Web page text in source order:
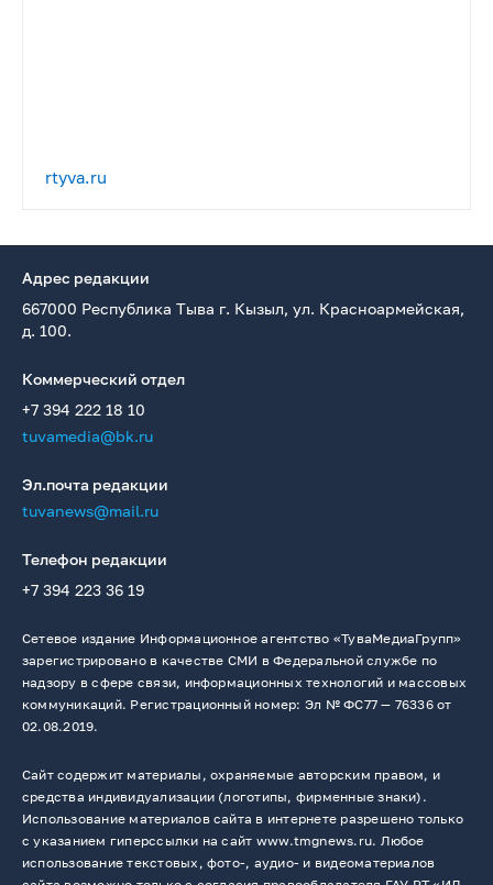
rtyva.ru
Адрес редакции
667000 Республика Тыва г. Кызыл, ул. Красноармейская,
д. 100.
Коммерческий отдел
+7 394 222 18 10
tuvamedia@bk.ru
Эл.почта редакции
tuvanews@mail.ru
Телефон редакции
+7 394 223 36 19
Сетевое издание Информационное агентство «ТуваМедиаГрупп»
зарегистрировано в качестве СМИ в Федеральной службе по
надзору в сфере связи, информационных технологий и массовых
коммуникаций. Регистрационный номер: Эл № ФС77 — 76336 от
02.08.2019.
Сайт содержит материалы, охраняемые авторским правом, и
средства индивидуализации (логотипы, фирменные знаки).
Использование материалов сайта в интернете разрешено только
с указанием гиперссылки на сайт www.tmgnews.ru. Любое
использование текстовых, фото-, аудио- и видеоматериалов